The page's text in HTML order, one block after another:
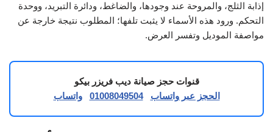
إذابة الثلج، والمروحة عند وجودها، والضاغط، ودائرة التبريد، ووحدة
التحكم. ورود هذه الأسماء لا يثبت تلفها؛ المطلوب نتيجة خارجة عن
مواصفة الموديل وتفسر العرض.
قنوات حجز صيانة ديب فريزر بيكو
الحجز عبر واتساب
01008049504 واتساب